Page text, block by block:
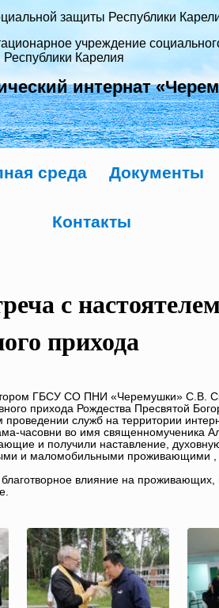
защиты Республики
учреждение
Республики Карелия
интернат
среда Документы
Контакты
с
прихода
ГБСУ СО ПНИ «Черемушки» С.В.
прихода Рождества Пресвятой
проведении служб на территории
часовни во имя священномученика
и получили наставление,
и маломобильными проживающими ,
благотворное влияние на